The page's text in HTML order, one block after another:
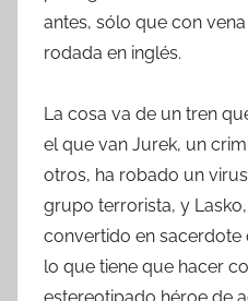
antes, sólo que con
rodada en inglés.
La cosa va de un tren
el que van Jurek, un
otros, ha robado un
grupo terrorista, y
convertido en
lo que tiene que hacer